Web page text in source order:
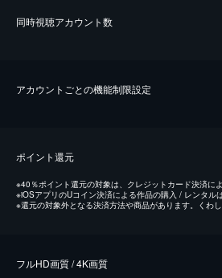
同時視聴アカウント数
アカウントごとの機能制限設定
ポイント還元
※40％ポイント還元の対象は、クレジットカード決済に
※iOSアプリのUコイン決済による作品の購入 / レンタル
※還元の対象外となる決済方法や商品があります。くわ
フルHD画質 / 4K画質